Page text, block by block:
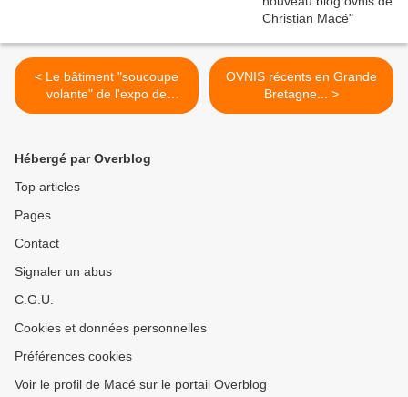
< Le bâtiment "soucoupe
volante" de l'expo de
Shanghaï
OVNIS récents en Grande
Bretagne... >
Hébergé par Overblog
Top articles
Pages
Contact
Signaler un abus
C.G.U.
Cookies et données personnelles
Préférences cookies
Voir le profil de Macé sur le portail Overblog